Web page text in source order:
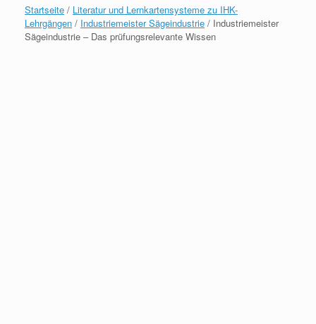
Startseite / Literatur und Lernkartensysteme zu IHK-
Lehrgängen / Industriemeister Sägeindustrie / Industriemeister
Sägeindustrie – Das prüfungsrelevante Wissen